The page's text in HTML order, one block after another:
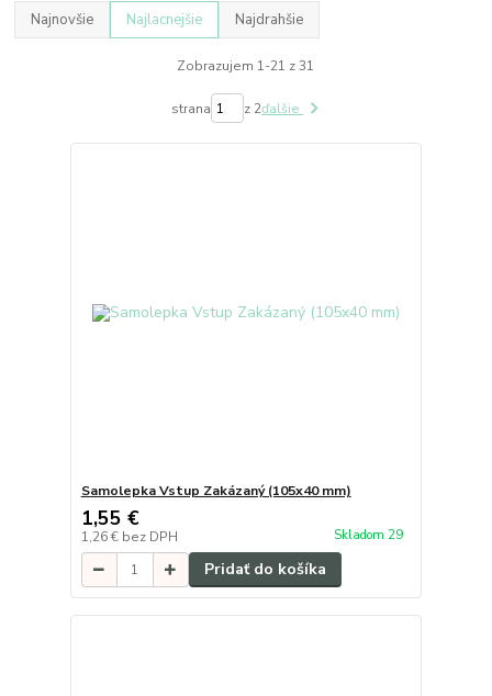
Najnovšie Najlacnejšie Najdrahšie
Zobrazujem 1-21 z 31
strana z 2ďalšie
Samolepka Vstup Zakázaný (105x40 mm)
1,55 €
1,26 € bez DPH Skladom 29
Pridať do košíka